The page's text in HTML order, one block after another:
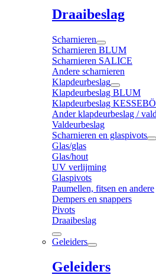
Draaibeslag
Scharnieren
Scharnieren BLUM
Scharnieren SALICE
Andere scharnieren
Klapdeurbeslag
Klapdeurbeslag BLUM
Klapdeurbeslag
Ander klapdeurbeslag /
Valdeurbeslag
Scharnieren en glaspivots
Glas/glas
Glas/hout
UV verlijming
Glaspivots
Paumellen, fitsen en andere
Dempers en snappers
Pivots
Draaibeslag
Geleiders
Geleiders